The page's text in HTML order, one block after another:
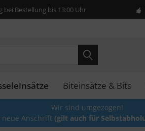
bei Bestellung bis 13:00 Uhr
Biteinsätze & Bits
Wir sind umgezogen!
neue Anschrift (gilt auch für